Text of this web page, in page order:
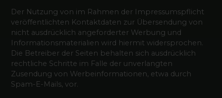
Der Nutzung von im Rahmen der Impressumspflicht
veröffentlichten Kontaktdaten zur Übersendung von
nicht ausdrücklich angeforderter Werbung und
Informationsmaterialien wird hiermit widersprochen.
Die Betreiber der Seiten behalten sich ausdrücklich
rechtliche Schritte im Falle der unverlangten
Zusendung von Werbeinformationen, etwa durch
Spam-E-Mails, vor.